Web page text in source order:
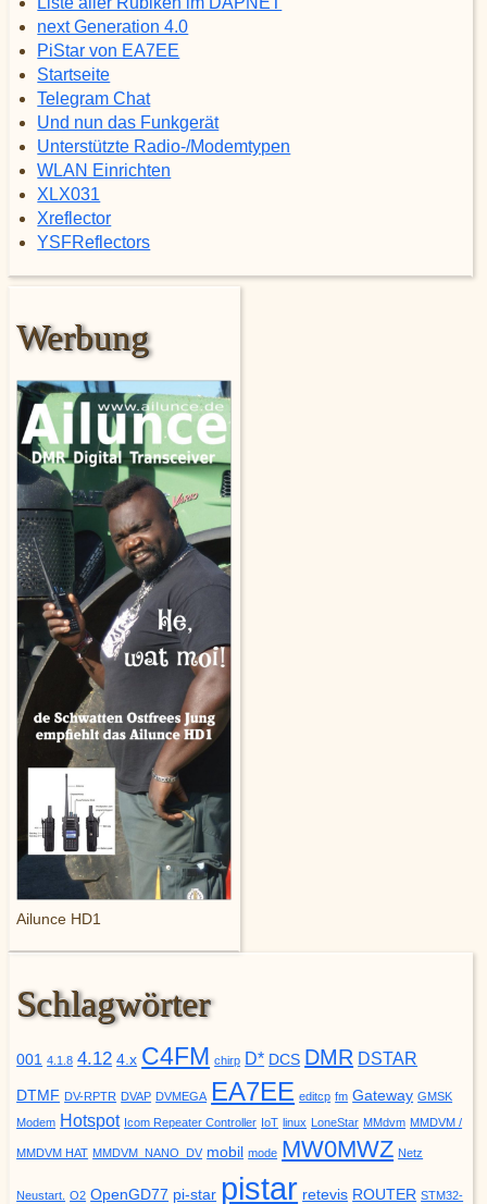
next Generation 4.0
PiStar von EA7EE
Startseite
Telegram Chat
Und nun das Funkgerät
Unterstützte Radio-/Modemtypen
WLAN Einrichten
XLX031
Xreflector
YSFReflectors
Werbung
Ailunce HD1
Schlagwörter
001 4.1.8 4.12 4.x C4FM chirp D* DCS DMR DSTAR
DTMF DV-RPTR DVAP DVMEGA EA7EE editcp fm Gateway GMSK
Modem Hotspot Icom Repeater Controller IoT linux LoneStar MMdvm MMDVM /
MMDVM HAT MMDVM_NANO_DV mobil mode MW0MWZ Netz
Neustart. O2 OpenGD77 pi-star pistar retevis ROUTER STM32-